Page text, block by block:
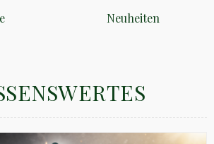
Neuheiten